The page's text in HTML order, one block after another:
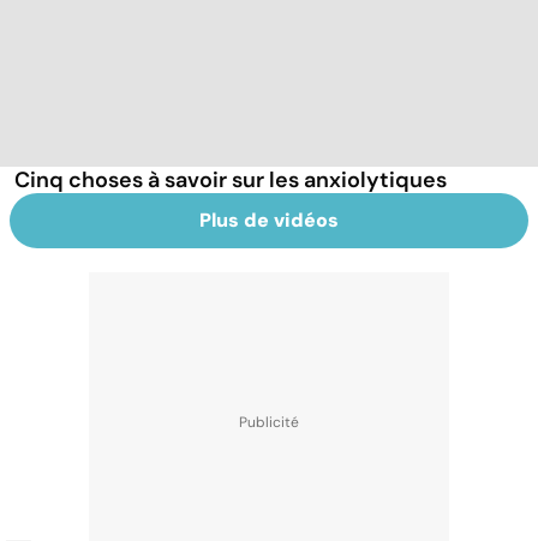
Cinq choses à savoir sur les anxiolytiques
Plus de vidéos